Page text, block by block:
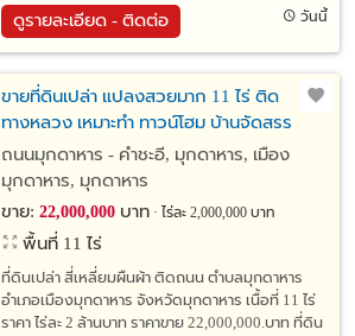
ดูรายละเอียด - ติดต่อ วันนี้
ขายที่ดินเปล่า แปลงสวยมาก 11 ไร่ ติด
ทางหลวง เหมาะทำ ทาวน์โฮม บ้านจัดสรร
ถนนมุกดาหาร - คำชะอี, มุกดาหาร, เมือง
มุกดาหาร, มุกดาหาร
ขาย: 22,000,000บาท ไร่ละ 2,000,000 บาท
พื้นที่ 11 ไร่
ที่ดินเปล่า สี่เหลี่ยมผืนผ้า ติดถนน ตำบลมุกดาหาร
อำเภอเมืองมุกดาหาร จังหวัดมุกดาหาร เนื้อที่ 11 ไร่
ราคา ไร่ละ 2 ล้านบาท ราคาขาย 22,000,000.บาท ที่ดิน